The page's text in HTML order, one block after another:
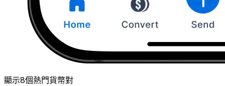
顯示8個熱門貨幣對